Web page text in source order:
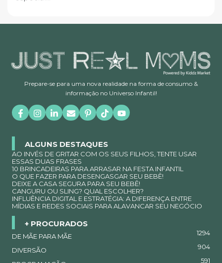
Prepare-se para uma nova realidade na forma de consumo &
informação no Universo Infantil!
ALGUNS DESTAQUES
AO INVÉS DE GRITAR COM OS SEUS FILHOS, TENTE USAR
ESSAS DUAS FRASES
10 BRINCADEIRAS PARA ARRASAR NA FESTA INFANTIL
O QUE FAZER PARA DESENGASGAR SEU BEBÊ!
DEIXE A CASA SEGURA PARA SEU BEBÊ!
CANGURU OU SLING? QUAL ESCOLHER?
INFLUÊNCIA DIGITAL E ESTRATÉGIA: A DIFERENÇA ENTRE
MÍDIAS E REDES SOCIAIS PARA ALAVANCAR SEU NEGÓCIO
+ PROCURADOS
DE MÃE PARA MÃE 1294
DIVERSÃO 904
591